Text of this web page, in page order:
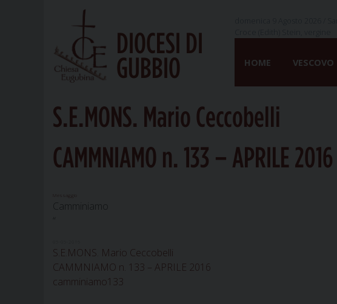
DIOCESI DI
GUBBIO
HOME VESCOVO
S.E.MONS. Mario Ceccobelli
CAMMNIAMO n. 133 – APRILE 2016
Camminiamo
S.E.MONS. Mario Ceccobelli
CAMMNIAMO n. 133 – APRILE 2016
camminiamo133